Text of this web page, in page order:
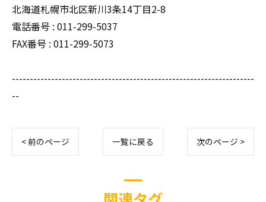
北海道札幌市北区新川3条14丁目2-8
電話番号 : 011-299-5037
FAX番号 : 011-299-5073
--------------------------------------------------------------------
--
< 前のページ 一覧に戻る 次のページ >